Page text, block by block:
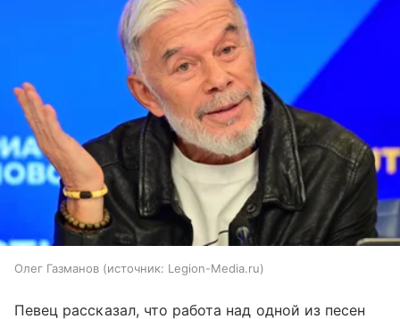
Олег Газманов источник: Legion-Media.ru
Певец рассказал, что работа над одной из песен